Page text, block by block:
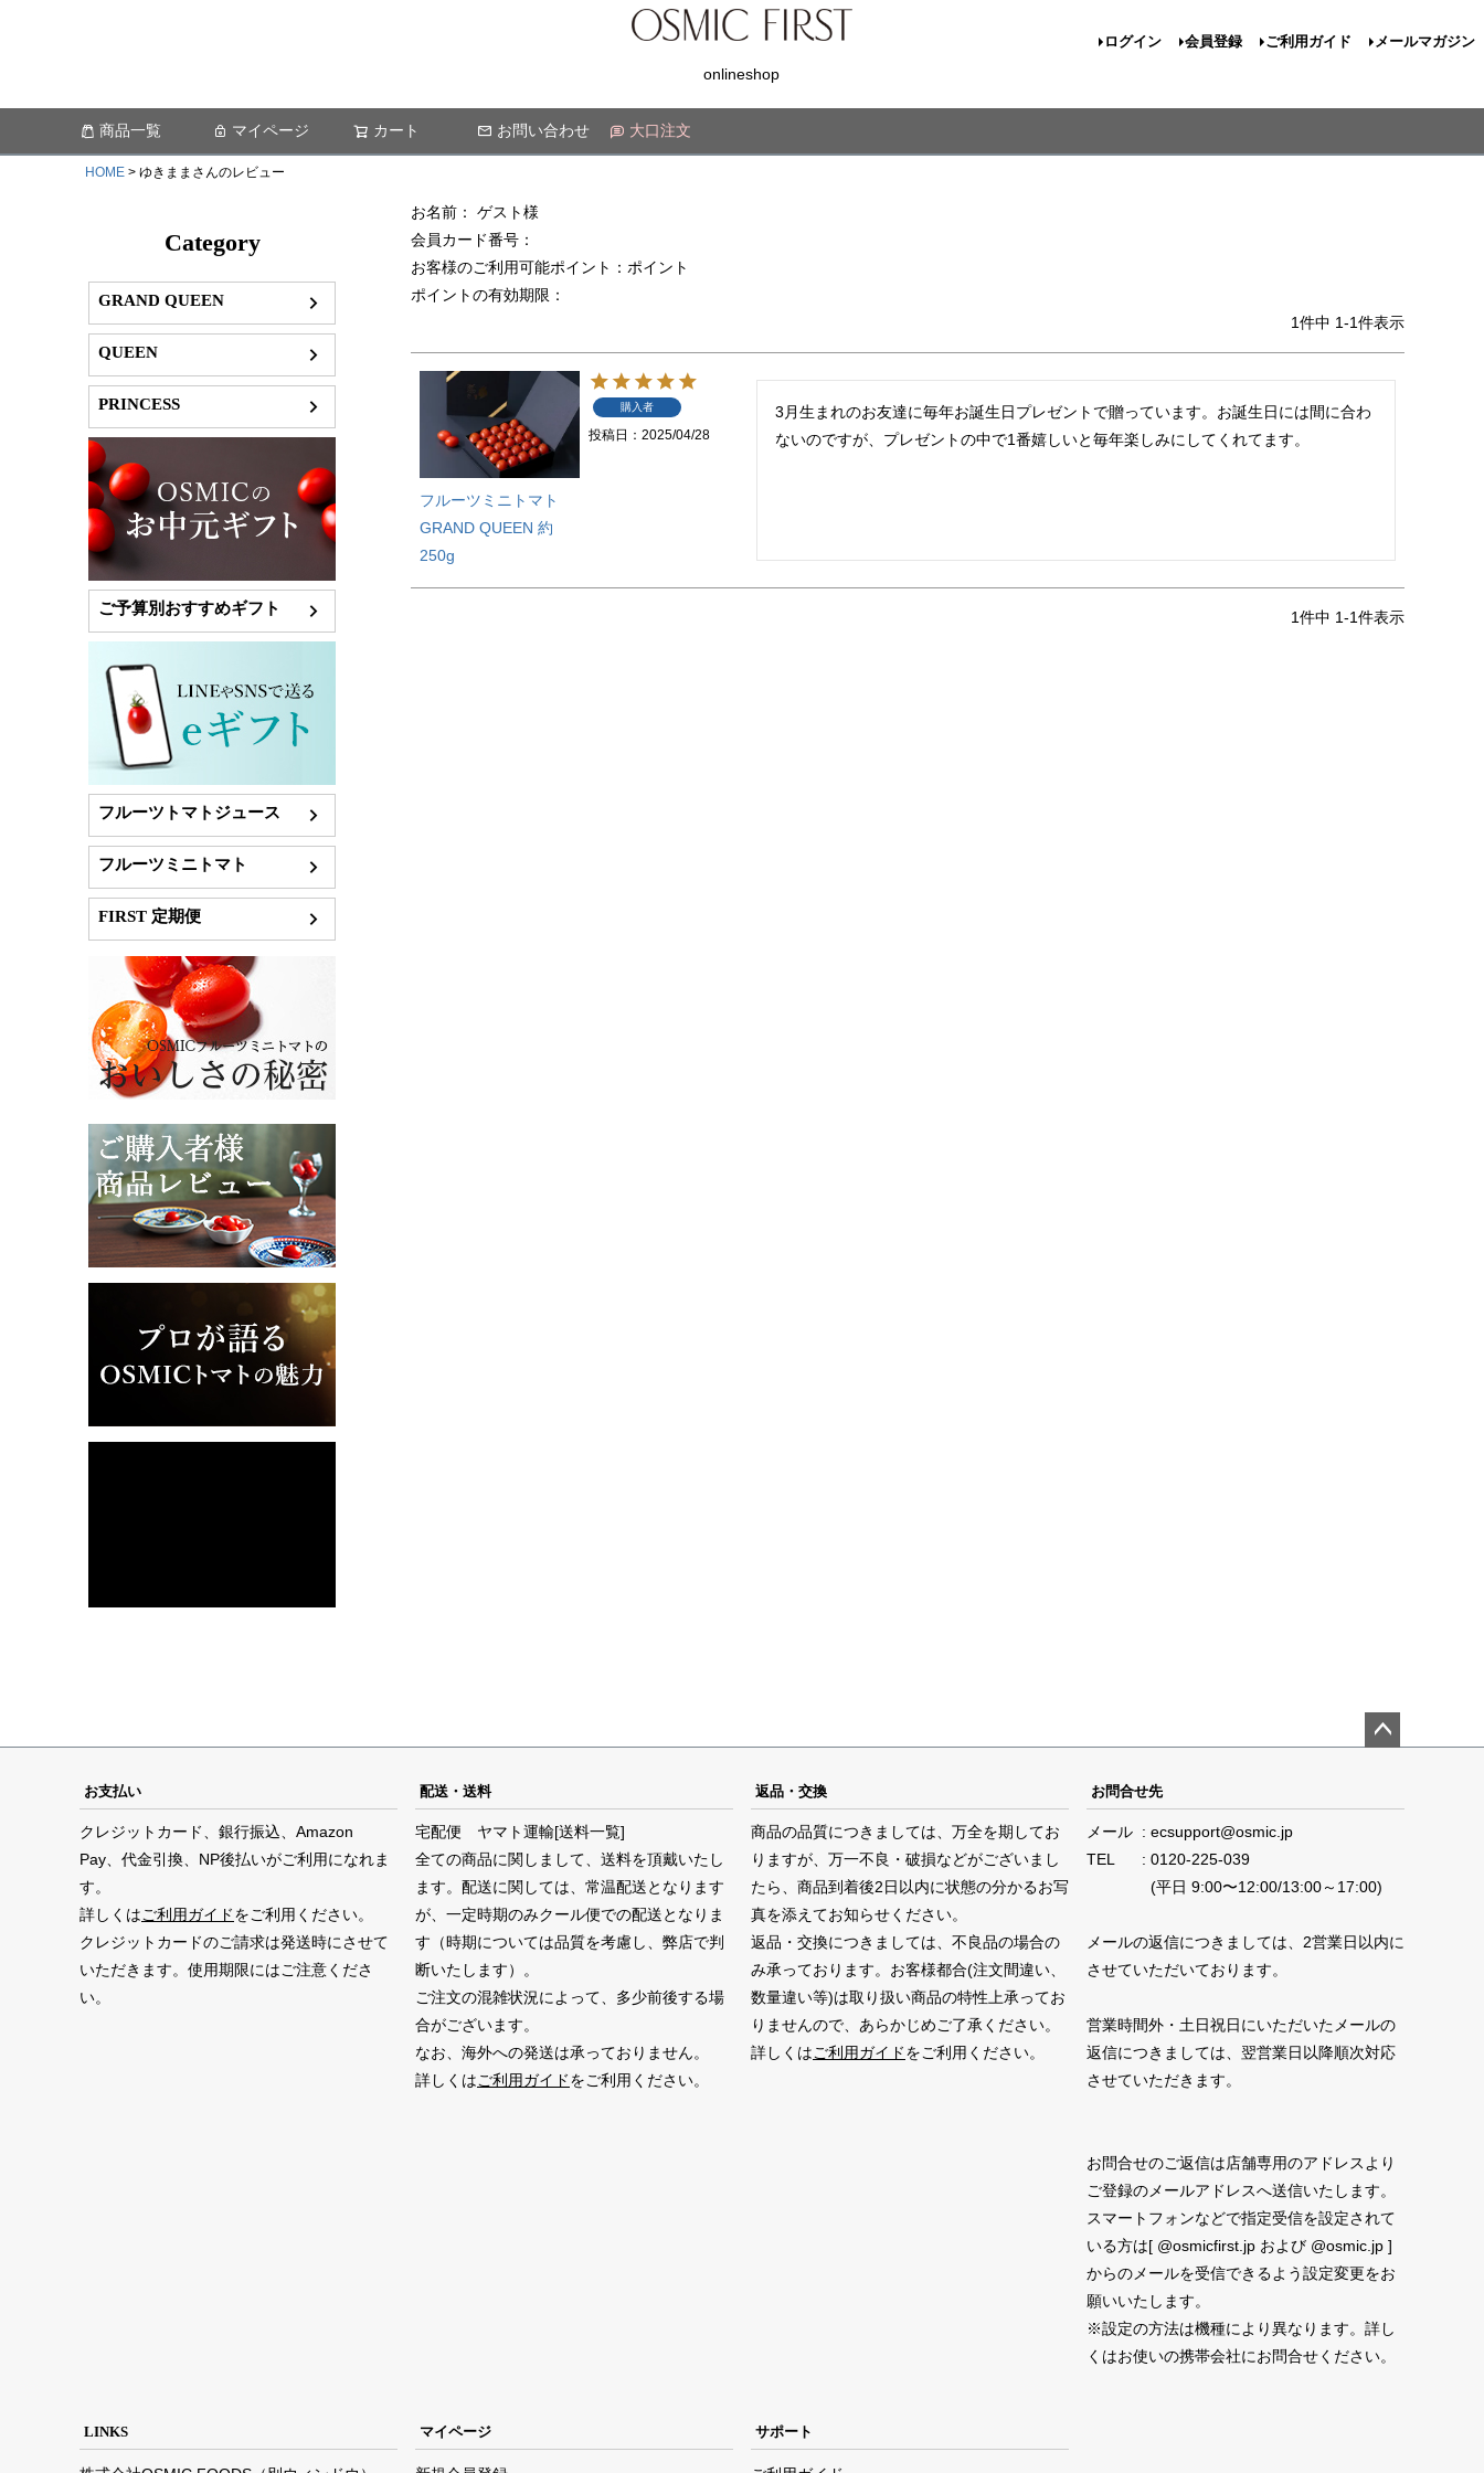
onlineshop
ログイン 会員登録 ご利用ガイド メールマガジン
商品一覧 マイページ カート お問い合わせ 大口注文
HOME ゆきままさんのレビュー
Category
GRAND QUEEN
QUEEN
PRINCESS
ご予算別おすすめギフト
フルーツトマトジュース
フルーツミニトマト
FIRST 定期便
お名前： ゲスト様
会員カード番号：
お客様のご利用可能ポイント：ポイント
ポイントの有効期限：
1件中 1-1件表示
フルーツミニトマト
GRAND QUEEN 約
250g
購入者
投稿日 2025/04/28
3月生まれのお友達に毎年お誕生日プレゼントで贈っています。お誕生日には間に合わ
ないのですが、プレゼントの中で1番嬉しいと毎年楽しみにしてくれてます。
1件中 1-1件表示
お支払い
クレジットカード、銀行振込、Amazon
Pay、代金引換、NP後払いがご利用になれま
す。
詳しくはご利用ガイドをご利用ください。
クレジットカードのご請求は発送時にさせて
いただきます。使用期限にはご注意くださ
い。
配送・送料
宅配便 ヤマト運輸[送料一覧]
全ての商品に関しまして、送料を頂戴いたし
ます。配送に関しては、常温配送となります
が、一定時期のみクール便での配送となりま
す（時期については品質を考慮し、弊店で判
断いたします）。
ご注文の混雑状況によって、多少前後する場
合がございます。
なお、海外への発送は承っておりません。
詳しくはご利用ガイドをご利用ください。
返品・交換
商品の品質につきましては、万全を期してお
りますが、万一不良・破損などがございまし
たら、商品到着後2日以内に状態の分かるお写
真を添えてお知らせください。
返品・交換につきましては、不良品の場合の
み承っております。お客様都合(注文間違い、
数量違い等)は取り扱い商品の特性上承ってお
りませんので、あらかじめご了承ください。
詳しくはご利用ガイドをご利用ください。
お問合せ先
メール
ecsupport@osmic.jp
TEL
0120-225-039
(平日 9:00〜12:00/13:00～17:00)
メールの返信につきましては、2営業日以内に
させていただいております。
営業時間外・土日祝日にいただいたメールの
返信につきましては、翌営業日以降順次対応
させていただきます。
お問合せのご返信は店舗専用のアドレスより
ご登録のメールアドレスへ送信いたします。
スマートフォンなどで指定受信を設定されて
いる方は[ @osmicfirst.jp および @osmic.jp ]
からのメールを受信できるよう設定変更をお
願いいたします。
※設定の方法は機種により異なります。詳し
くはお使いの携帯会社にお問合せください。
LINKS マイページ サポート